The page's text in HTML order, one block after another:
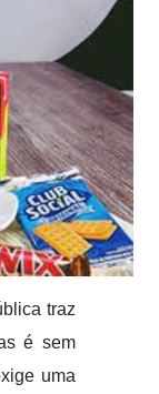
traz
é sem
uma